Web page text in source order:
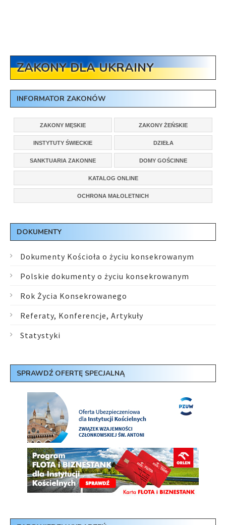
ZAKONY DLA UKRAINY
INFORMATOR ZAKONÓW
ZAKONY MĘSKIE ZAKONY ŻEŃSKIE
INSTYTUTY ŚWIECKIE DZIEŁA
SANKTUARIA ZAKONNE DOMY GOŚCINNE
KATALOG ONLINE
OCHRONA MAŁOLETNICH
DOKUMENTY
Dokumenty Kościoła o życiu konsekrowanym
Polskie dokumenty o życiu konsekrowanym
Rok Życia Konsekrowanego
Referaty, Konferencje, Artykuły
Statystyki
SPRAWDŹ OFERTĘ SPECJALNĄ